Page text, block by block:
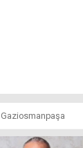
Gaziosmanpaşa